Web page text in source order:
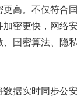
高。不仅符合
密更快，网络
国密算法、隐
据实时同步公